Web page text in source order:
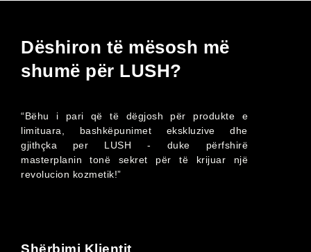
Dëshiron të mësosh më
shumë për LUSH?
“Bëhu i pari që të dëgjosh për produkte e
limituara, bashkëpunimet ekskluzive dhe
gjithçka per LUSH - duke përfshirë
masterplanin tonë sekret për të krijuar një
revolucion kozmetik!”
Shërbimi Klientit